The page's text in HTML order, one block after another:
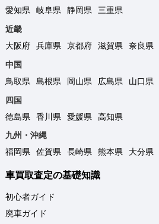
愛知県
岐阜県 静岡県
三重県
近畿
大阪府
兵庫県 京都府 滋賀県 奈良県
中国
鳥取県
島根県 岡山県 広島県
山口県
四国
徳島県
香川県 愛媛県
高知県
九州・沖縄
福岡県
佐賀県 長崎県 熊本県 大分県
車買取査定の基礎知識
初心者ガイド
廃車ガイド